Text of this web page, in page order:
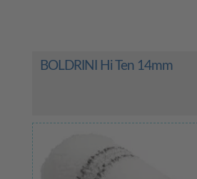
BOLDRINI Hi Ten 14mm